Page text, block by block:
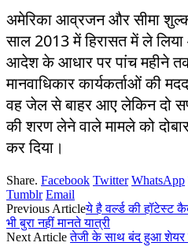
अमेरिका आव्रजन और सीमा शुल्क
साल 2013 में हिरासत में ले लिया
आदेश के आधार पर पांच महीने
मानवाधिकार कार्यकर्ताओं की
वह जेल से बाहर आए लेकिन दो
की शरण लेने वाले मामले को
कर दिया।
Share. Facebook Twitter WhatsApp
Tumblr Email
Previous Articleये है वर्ल्ड की हॉटेस्ट
भी बुरा नहीं मानते यात्री
Next Articleतेजी के साथ बंद हुआ शेयर